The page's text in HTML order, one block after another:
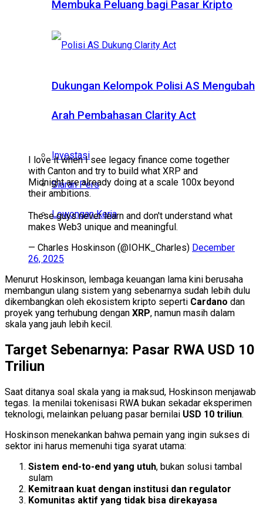
Membuka Peluang bagi Pasar Kripto
Dukungan Kelompok Polisi AS Mengubah
Arah Pembahasan Clarity Act
Investasi
Siaran Pers
Lowongan Kerja
I love it when I see legacy finance come together
with Canton and try to build what XRP and
Midnight are already doing at a scale 100x beyond
their ambitions.
These guys never learn and don't understand what
makes Web3 unique and meaningful.
— Charles Hoskinson (@IOHK_Charles) December
26, 2025
Menurut Hoskinson, lembaga keuangan lama kini berusaha
membangun ulang sistem yang sebenarnya sudah lebih dulu
dikembangkan oleh ekosistem kripto seperti Cardano dan
proyek yang terhubung dengan XRP, namun masih dalam
skala yang jauh lebih kecil.
Target Sebenarnya: Pasar RWA USD 10
Triliun
Saat ditanya soal skala yang ia maksud, Hoskinson menjawab
tegas. Ia menilai tokenisasi RWA bukan sekadar eksperimen
teknologi, melainkan peluang pasar bernilai USD 10 triliun.
Hoskinson menekankan bahwa pemain yang ingin sukses di
sektor ini harus memenuhi tiga syarat utama:
Sistem end-to-end yang utuh, bukan solusi tambal
sulam
Kemitraan kuat dengan institusi dan regulator
Komunitas aktif yang tidak bisa direkayasa